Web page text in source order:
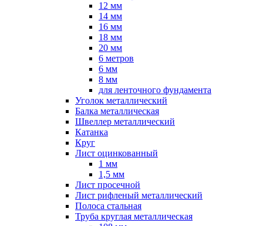
12 мм
14 мм
16 мм
18 мм
20 мм
6 метров
6 мм
8 мм
для ленточного фундамента
Уголок металлический
Балка металлическая
Швеллер металлический
Катанка
Круг
Лист оцинкованный
1 мм
1,5 мм
Лист просечной
Лист рифленый металлический
Полоса стальная
Труба круглая металлическая